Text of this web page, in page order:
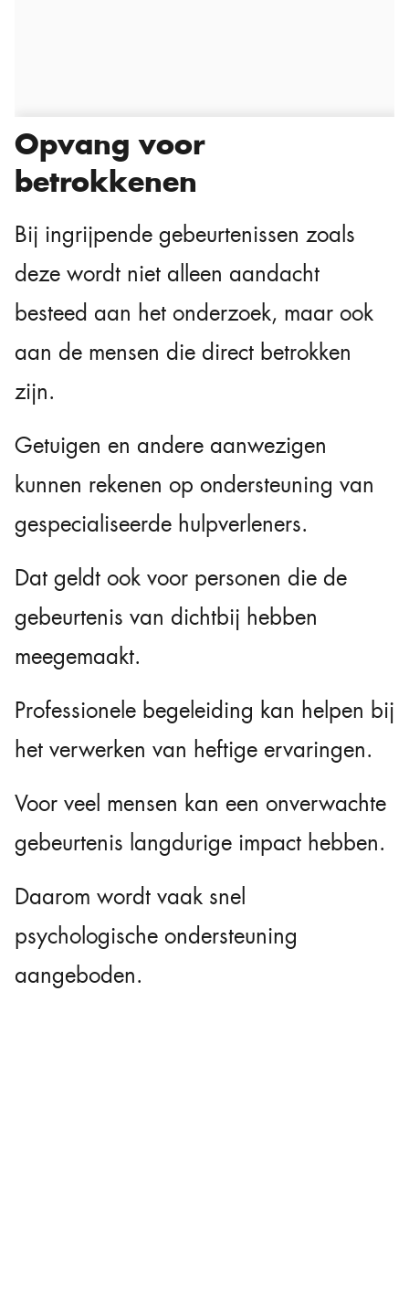
Opvang voor
betrokkenen
Bij ingrijpende gebeurtenissen zoals
deze wordt niet alleen aandacht
besteed aan het onderzoek, maar ook
aan de mensen die direct betrokken
zijn.
Getuigen en andere aanwezigen
kunnen rekenen op ondersteuning van
gespecialiseerde hulpverleners.
Dat geldt ook voor personen die de
gebeurtenis van dichtbij hebben
meegemaakt.
Professionele begeleiding kan helpen bij
het verwerken van heftige ervaringen.
Voor veel mensen kan een onverwachte
gebeurtenis langdurige impact hebben.
Daarom wordt vaak snel
psychologische ondersteuning
aangeboden.